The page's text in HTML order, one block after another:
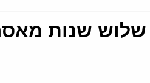
שנות